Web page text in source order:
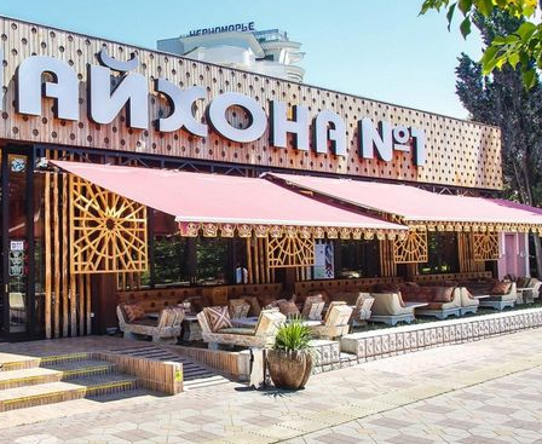
Кол-во франшизных предприятий
12
Кол-во собственных предприятий
25
Подробные условия сотрудничества
Население города от
100 000
Объем инвестиций
от 75 000 000 руб.
Средний срок возврата инвестиций
от 18 месяцев
Роялти, периодические платежи
5 %
Паушальный платеж (вступительный)
15000000
Минимальное количество сотрудников
5
Площадь помещения
от 450 м2
Оставьте заявку на франшизу "Чайхона №1"